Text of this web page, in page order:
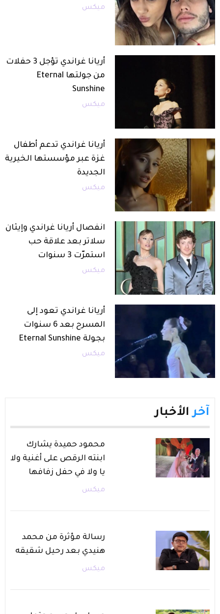
ميكس
أريانا غراندي تؤجل 3 حفلات
من جولتها Eternal
Sunshine
ميكس
أريانا غراندي تدعم أطفال
غزة عبر مؤسستها الخيرية
الجديدة
ميكس
انفصال أريانا غراندي وإيثان
سلاتر بعد علاقة حب
استمرّت 3 سنوات
ميكس
أريانا غراندي تعود إلى
المسرح بعد 6 سنوات
بجولة Eternal Sunshine
ميكس
آخر الأخبار
محمود حميدة يشارك
ابنته الرقص على أغنية ولا
يا ولا في حفل زفافها
ميكس
رسالة مؤثرة من محمد
هنيدي بعد رحيل شقيقه
ميكس